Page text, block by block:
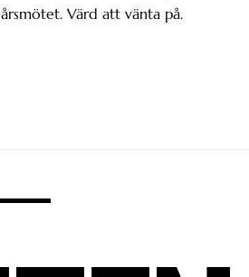
årsmötet. Värd att vänta på.